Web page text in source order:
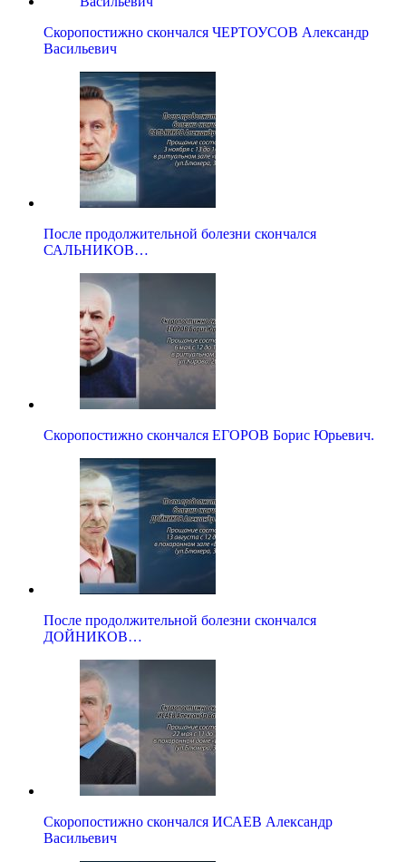
Скоропостижно скончался ЧЕРТОУСОВ Александр
Васильевич
После продолжительной болезни скончался
САЛЬНИКОВ…
Скоропостижно скончался ЕГОРОВ Борис Юрьевич.
После продолжительной болезни скончался
ДОЙНИКОВ…
Скоропостижно скончался ИСАЕВ Александр
Васильевич